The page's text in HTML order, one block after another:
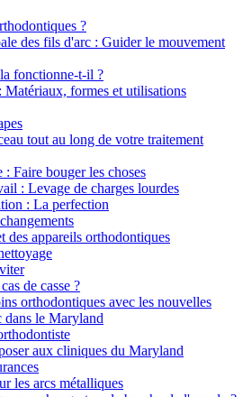
?
des fils d'arc : Guider le mouvement
fonctionne-t-il ?
Matériaux, formes et utilisations
tout au long de votre traitement
: Faire bouger les choses
: Levage de charges lourdes
: La perfection
des appareils orthodontiques
de casse ?
orthodontiques avec les nouvelles
dans le Maryland
aux cliniques du Maryland
les arcs métalliques